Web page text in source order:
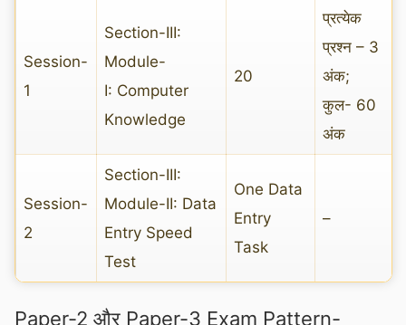
Session-
1
Section-III:
Module-
I: Computer
Knowledge
20
प्रत्येक
प्रश्न – 3
अंक;
कुल- 60
अंक
Session-
2
Section-III:
Module-II: Data
Entry Speed
Test
One Data
Entry
Task
–
Paper-2 और Paper-3 Exam Pattern-